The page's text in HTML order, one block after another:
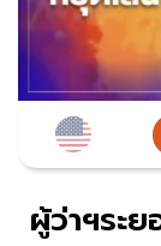
ผู้ว่าฯระ